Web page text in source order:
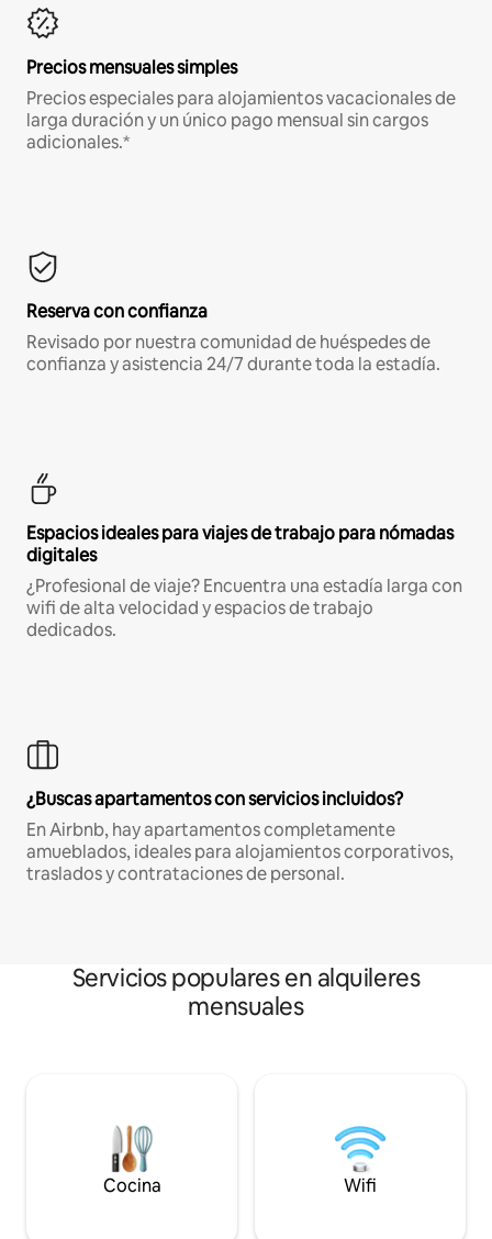
Precios mensuales simples
Precios especiales para alojamientos vacacionales de
larga duración y un único pago mensual sin cargos
adicionales.*
Reserva con confianza
Revisado por nuestra comunidad de huéspedes de
confianza y asistencia 24/7 durante toda la estadía.
Espacios ideales para viajes de trabajo para nómadas
digitales
¿Profesional de viaje? Encuentra una estadía larga con
wifi de alta velocidad y espacios de trabajo
dedicados.
¿Buscas apartamentos con servicios incluidos?
En Airbnb, hay apartamentos completamente
amueblados, ideales para alojamientos corporativos,
traslados y contrataciones de personal.
Servicios populares en alquileres
mensuales
Cocina Wifi